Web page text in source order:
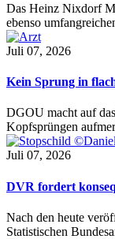
Das Heinz Nixdorf
ebenso
Juli 07, 2026
Kein Sprung in
DGOU macht auf
Kopfsprüngen
Juli 07, 2026
DVR fordert
Nach den heute
Statistischen